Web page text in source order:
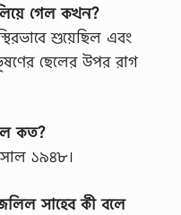
গেল কখন?
শুয়েছিল এবং
ছেলের উপর রাগ
কত?
১৯৪৮।
সাহেব কী বলে